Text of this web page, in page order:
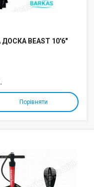
ДОСКА BEAST 10'6"
Порівняти